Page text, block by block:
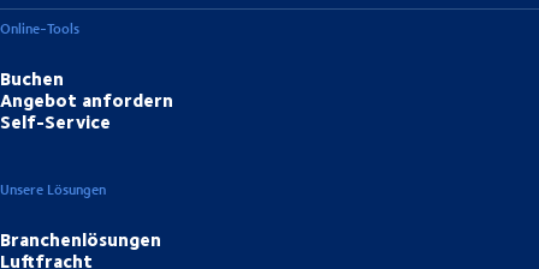
Online-Tools
Buchen
Angebot anfordern
Self-Service
Unsere Lösungen
Branchenlösungen
Luftfracht